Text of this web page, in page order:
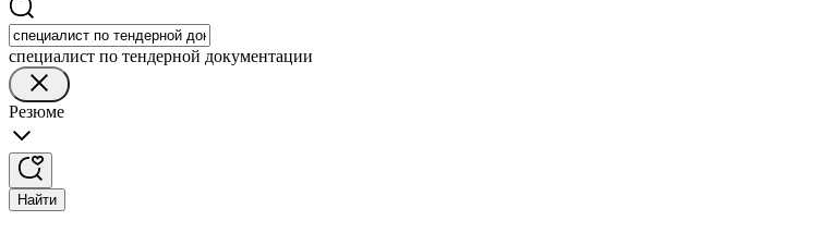
специалист по тендерной документации
Резюме
Найти